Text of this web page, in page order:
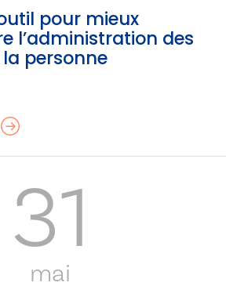
pour mieux
l’administration des
personne
31
mai